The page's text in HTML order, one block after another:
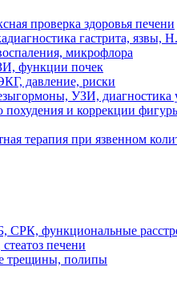
проверка здоровья печени
диагностика гастрита, язвы,
микрофлора
функции почек
давление, риски
гормоны, УЗИ, диагностика
похудения и коррекции
терапия при язвенном
СРК, функциональные
печени
трещины, полипы